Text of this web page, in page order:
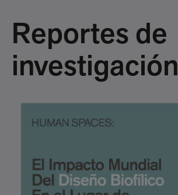
Reportes de
investigación